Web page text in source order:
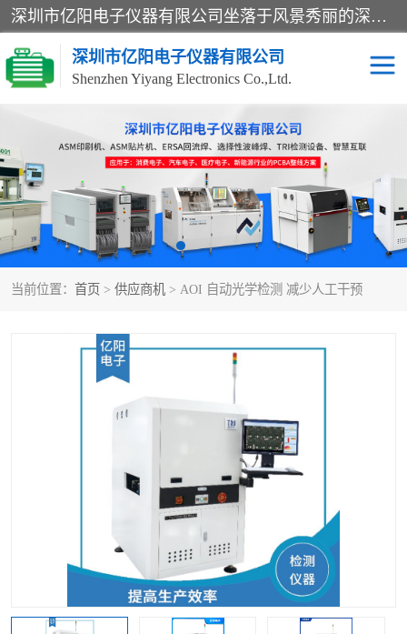
深圳市亿阳电子仪器有限公司坐落于风景秀丽的深圳市光明区，集SMT设备销售务为一体，努力为客户提供电子装配解决方案。与行业**SMT设备厂商：ASM（印刷机，锡膏检查机，贴片机），德国ERSA（爱莎）建立了稳固的代理合作关系，销售的设备一直保持**电子装配行业未来发展方向，能够满足客户各种繁杂产品的生产应用。
深圳市亿阳电子仪器有限公司
Shenzhen Yiyang Electronics Co.,Ltd.
当前位置： 首页 > 供应商机 > AOI 自动光学检测 减少人工干预
SX全自动高速贴片机 E系列中速贴片机
NeoHorizon全自动锡膏印
刷机
选择性波峰焊
VERSAFLOW-335
回流焊HOTFLOW 3/20e 波峰焊
BGA返修台HR600/2 自动光学检测TR7700QE
自动X射线检测机TR7600
TR5001
自动光学检测TR7710 XS全自动高速贴片机
TX 全自动高速贴片机